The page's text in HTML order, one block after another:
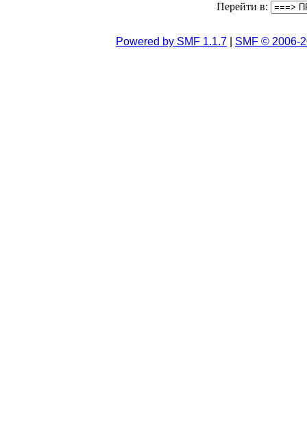
Перейти в:
Powered by SMF 1.1.7 SMF © 2006-